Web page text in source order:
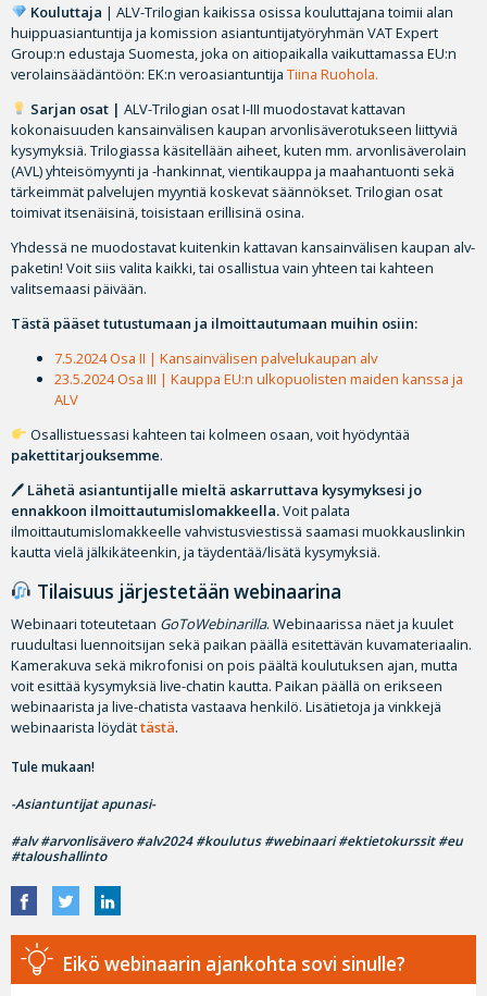
Kouluttaja | ALV-Trilogian kaikissa osissa kouluttajana toimii alan
huippuasiantuntija ja komission asiantuntijatyöryhmän VAT Expert
Group:n edustaja Suomesta, joka on aitiopaikalla vaikuttamassa EU:n
verolainsäädäntöön: EK:n veroasiantuntija Tiina Ruohola.
Sarjan osat | ALV-Trilogian osat I-III muodostavat kattavan
kokonaisuuden kansainvälisen kaupan arvonlisäverotukseen liittyviä
kysymyksiä. Trilogiassa käsitellään aiheet, kuten mm. arvonlisäverolain
(AVL) yhteisömyynti ja -hankinnat, vientikauppa ja maahantuonti sekä
tärkeimmät palvelujen myyntiä koskevat säännökset. Trilogian osat
toimivat itsenäisinä, toisistaan erillisinä osina.
Yhdessä ne muodostavat kuitenkin kattavan kansainvälisen kaupan alv-
paketin! Voit siis valita kaikki, tai osallistua vain yhteen tai kahteen
valitsemaasi päivään.
Tästä pääset tutustumaan ja ilmoittautumaan muihin osiin:
7.5.2024 Osa II | Kansainvälisen palvelukaupan alv
23.5.2024 Osa III | Kauppa EU:n ulkopuolisten maiden kanssa ja
ALV
Osallistuessasi kahteen tai kolmeen osaan, voit hyödyntää
pakettitarjouksemme.
🖊 Lähetä asiantuntijalle mieltä askarruttava kysymyksesi jo
ennakkoon ilmoittautumislomakkeella.Voit palata
ilmoittautumislomakkeelle vahvistusviestissä saamasi muokkauslinkin
kautta vielä jälkikäteenkin, ja täydentää/lisätä kysymyksiä.
Tilaisuus järjestetään webinaarina
Webinaari toteutetaan GoToWebinarilla. Webinaarissa näet ja kuulet
ruudultasi luennoitsijan sekä paikan päällä esitettävän kuvamateriaalin.
Kamerakuva sekä mikrofonisi on pois päältä koulutuksen ajan, mutta
voit esittää kysymyksiä live-chatin kautta. Paikan päällä on erikseen
webinaarista ja live-chatista vastaava henkilö. Lisätietoja ja vinkkejä
webinaarista löydättästä.
Tule mukaan!
-Asiantuntijat apunasi-
#alv #arvonlisävero #alv2024 #koulutus #webinaari #ektietokurssit #eu
#taloushallinto
Eikö webinaarin ajankohta sovi sinulle?